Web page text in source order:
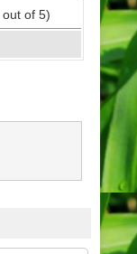
out of 5)